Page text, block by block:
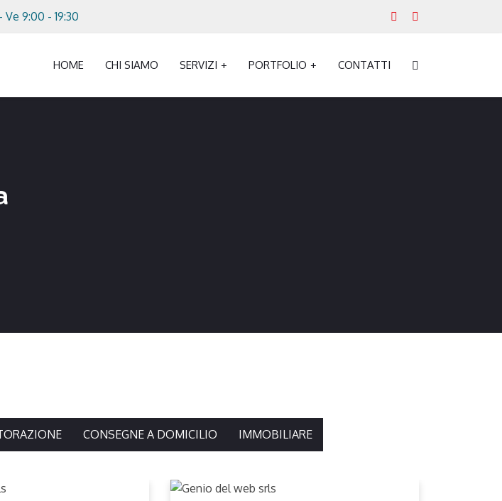
Ve 9:00 - 19:30
HOME CHI SIAMO SERVIZI PORTFOLIO CONTATTI
CONSEGNE A DOMICILIO IMMOBILIARE